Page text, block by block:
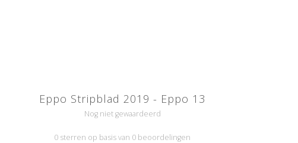
Eppo Stripblad 2019 - Eppo 13
Nog niet gewaardeerd
0 sterren op basis van 0 beoordelingen